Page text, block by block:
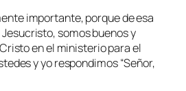
importante, porque de esa
somos buenos y
en el ministerio para el
y yo respondimos “Señor,